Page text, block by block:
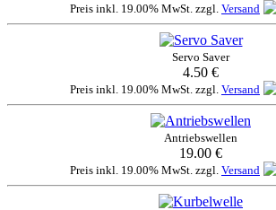
Preis inkl. 19.00% MwSt. zzgl. Versand
Servo Saver
4.50 €
Preis inkl. 19.00% MwSt. zzgl. Versand
Antriebswellen
19.00 €
Preis inkl. 19.00% MwSt. zzgl. Versand